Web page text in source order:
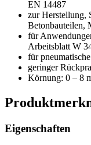
EN 14487
zur Herstellung,
Betonbauteilen,
für
Arbeitsblatt W
für
geringer
Körnung: 0 – 8
Eigenschaften